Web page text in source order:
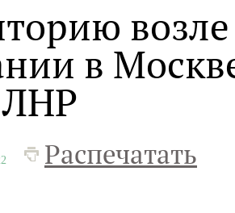
возле
в
ЛНР
Распечатать